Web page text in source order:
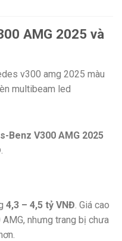
AMG 2025 và
Benz V300 AMG 2025
.
4,3 – 4,5 tỷ VNĐ . Giá cao
nhưng trang bị chưa